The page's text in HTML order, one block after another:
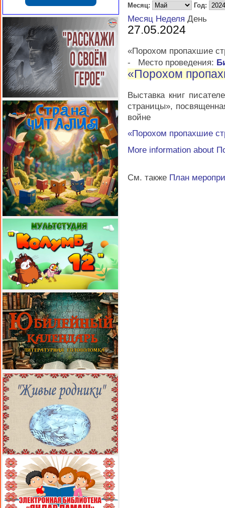
Месяц: Год:
Месяц Неделя День
27.05.2024
«Порохом пропахшие
-
Место проведения:
«Порохом
Выставка книг
страницы»,
войне
«Порохом пропахшие
More information about
См. также План